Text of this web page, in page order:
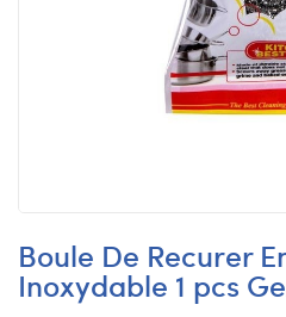
Boule De Recurer
Inoxydable 1 pcs